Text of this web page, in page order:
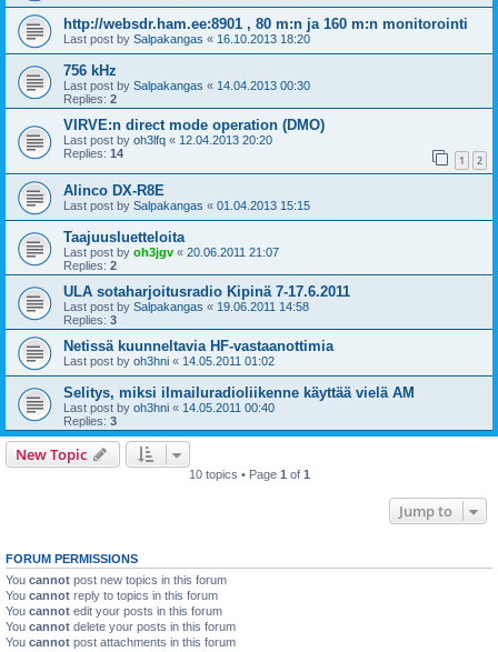
http://websdr.ham.ee:8901 , 80 m:n ja 160 m:n monitorointi
Last post by Salpakangas « 16.10.2013 18:20
756 kHz
Last post by Salpakangas « 14.04.2013 00:30
Replies: 2
VIRVE:n direct mode operation (DMO)
Last post by oh3lfq « 12.04.2013 20:20
Replies: 14 1 2
Alinco DX-R8E
Last post by Salpakangas « 01.04.2013 15:15
Taajuusluetteloita
Last post by oh3jgv « 20.06.2011 21:07
Replies: 2
ULA sotaharjoitusradio Kipinä 7-17.6.2011
Last post by Salpakangas « 19.06.2011 14:58
Replies: 3
Netissä kuunneltavia HF-vastaanottimia
Last post by oh3hni « 14.05.2011 01:02
Selitys, miksi ilmailuradioliikenne käyttää vielä AM
Last post by oh3hni « 14.05.2011 00:40
Replies: 3
New Topic
10 topics • Page 1 of 1
Jump to
FORUM PERMISSIONS
You cannot post new topics in this forum
You cannot reply to topics in this forum
You cannot edit your posts in this forum
You cannot delete your posts in this forum
You cannot post attachments in this forum